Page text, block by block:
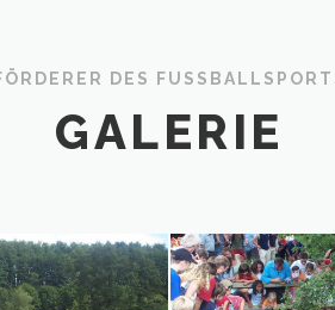
DES FUSSBALLSPORTS
GALERIE